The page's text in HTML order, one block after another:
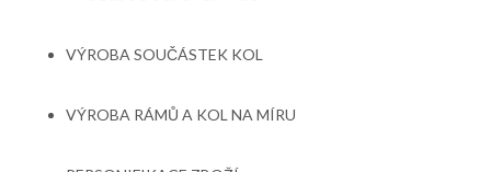
VÝROBA SOUČÁSTEK KOL
VÝROBA RÁMŮ A KOL NA MÍRU